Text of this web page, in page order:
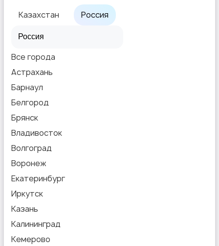
Казахстан Россия
Все города
Астрахань
Барнаул
Белгород
Брянск
Владивосток
Волгоград
Воронеж
Екатеринбург
Иркутск
Казань
Калининград
Кемерово